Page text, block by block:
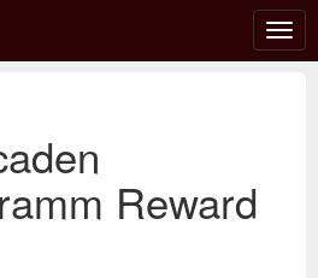
Reward